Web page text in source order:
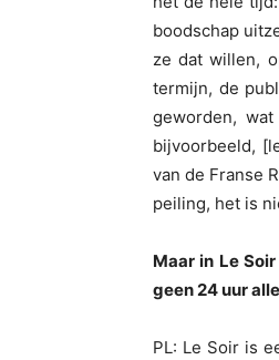
boodschap
ze dat willen,
termijn, de
geworden,
bijvoorbeeld,
van de Franse
peiling, het is
Maar in Le
geen 24 uur
PL: Le Soir is